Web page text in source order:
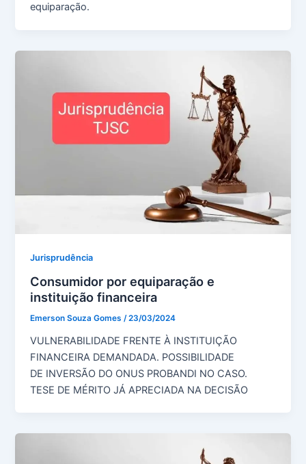
equiparação.
Jurisprudência
Consumidor por equiparação e
instituição financeira
Emerson Souza Gomes /23/03/2024
VULNERABILIDADE FRENTE À INSTITUIÇÃO
FINANCEIRA DEMANDADA. POSSIBILIDADE
DE INVERSÃO DO ONUS PROBANDI NO CASO.
TESE DE MÉRITO JÁ APRECIADA NA DECISÃO